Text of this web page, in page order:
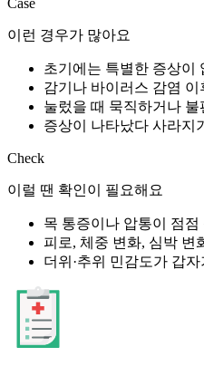
Case
이런 경우가 많아요
초기에는 특별한 증상이
감기나 바이러스 감염 이
눌렀을 때 묵직하거나 불
증상이 나타났다 사라지
Check
이럴 땐 확인이 필요해요
목 통증이나 압통이 점점
피로, 체중 변화, 심박 변
더위·추위 민감도가 갑